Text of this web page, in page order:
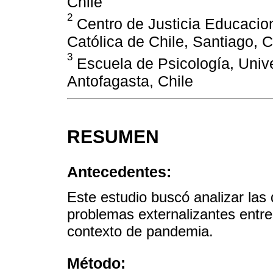
2 Centro de Justicia
Católica de Chile, Santiago,
3 Escuela de Psicología,
Antofagasta, Chile
RESUMEN
Antecedentes:
Este estudio buscó analizar
problemas externalizantes
contexto de pandemia.
Método: